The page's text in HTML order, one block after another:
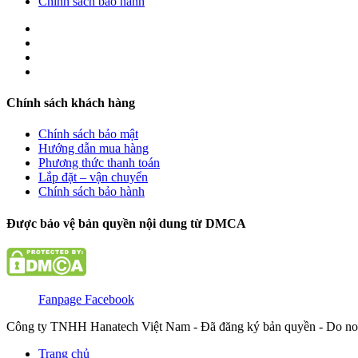
Chính sách khách hàng
Chính sách bảo mật
Hướng dẫn mua hàng
Phương thức thanh toán
Lắp đặt – vận chuyển
Chính sách bảo hành
Được bảo vệ bản quyền nội dung từ DMCA
Fanpage Facebook
Công ty TNHH Hanatech Việt Nam - Đã đăng ký bản quyền - Do
Trang chủ